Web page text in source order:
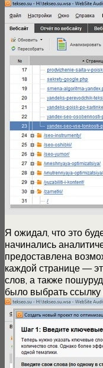
Я ожидал, что это
начинались
предоставлена
каждой странице —
слов, а также
было выбрать ссылку